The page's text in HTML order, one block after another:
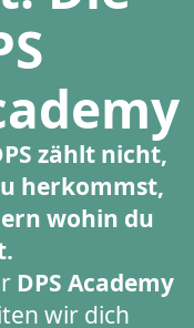
zählt nicht,
herkommst,
wohin du
DPS Academy
wir dich